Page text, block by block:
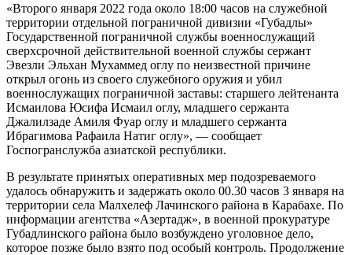
«Второго января 2022 года около 18:00 часов на служебной
территории отдельной пограничной дивизии «Губадлы»
Государственной пограничной службы военнослужащий
сверхсрочной действительной военной службы сержант
Эвезли Эльхан Мухаммед оглу по неизвестной причине
открыл огонь из своего служебного оружия и убил
военнослужащих пограничной заставы: старшего лейтенанта
Исмаилова Юсифа Исмаил оглу, младшего сержанта
Джалилзаде Амиля Фуар оглу и младшего сержанта
Ибрагимова Рафаила Натиг оглу», — сообщает
Госпогранслужба азиатской республики.
В результате принятых оперативных мер подозреваемого
удалось обнаружить и задержать около 00.30 часов 3 января на
территории села Малхелеф Лачинского района в Карабахе. По
информации агентства «Азертадж», в военной прокуратуре
Губадлинского района было возбуждено уголовное дело,
которое позже было взято под особый контроль. Продолжение